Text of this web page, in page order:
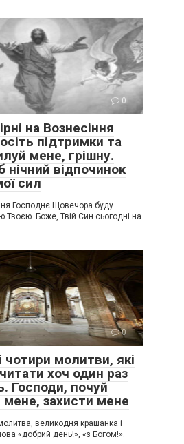
0
на Вознесіння
підтримки та
мене, грішну.
відпочинок
сил
Господнє Щовечора буду
Твоєю. Боже, Твій Син сьогодні на
0
чотири молитви, які
хоч один раз
Господи, почуй
захисти мене
великодня крашанка і
«добрий день!», «з Богом!».